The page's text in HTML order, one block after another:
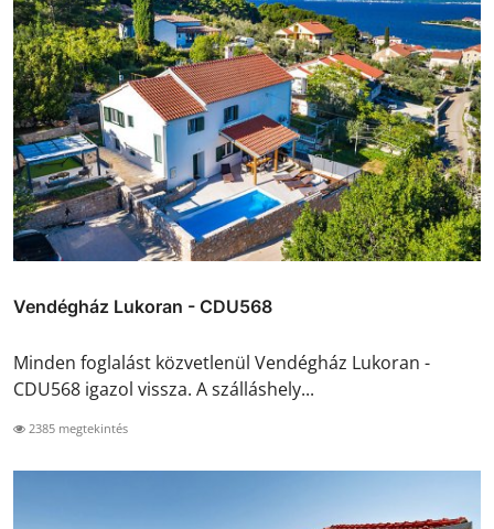
Vendégház Lukoran - CDU568
Minden foglalást közvetlenül Vendégház Lukoran -
CDU568 igazol vissza. A szálláshely...
2385 megtekintés